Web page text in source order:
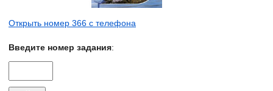
Открыть номер 366 с телефона
Введите номер задания: